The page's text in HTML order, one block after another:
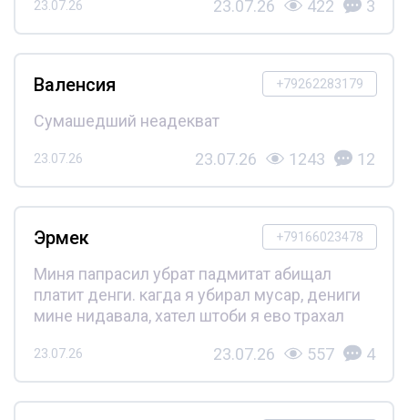
23.07.26 23.07.26 422 3
+79262283179
Валенсия
Сумашедший неадекват
23.07.26 23.07.26 1243 12
+79166023478
Эрмек
Миня папрасил убрат падмитат абищал
платит денги. кагда я убирал мусар, дениги
мине нидавала, хател штоби я ево трахал
23.07.26 23.07.26 557 4